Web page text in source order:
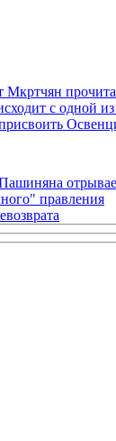
с одной
правления